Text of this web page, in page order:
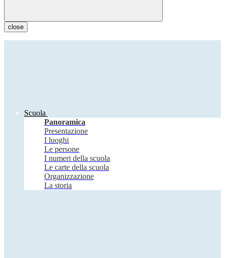
close
Scuola
Panoramica
Presentazione
I luoghi
Le persone
I numeri della scuola
Le carte della scuola
Organizzazione
La storia